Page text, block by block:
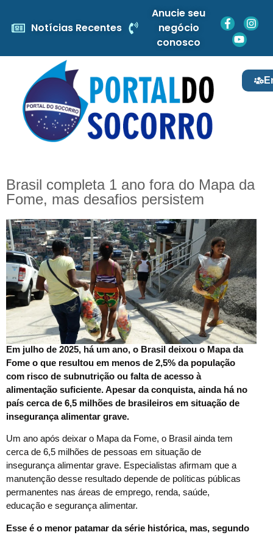
Notícias Recentes
Anucie seu
negócio
conosco
Brasil completa 1 ano fora do Mapa da
Fome, mas desafios persistem
Em julho de 2025, há um ano, o Brasil deixou o Mapa da
Fome o que resultou em menos de 2,5% da população
com risco de subnutrição ou falta de acesso à
alimentação suficiente. Apesar da conquista, ainda há no
país cerca de 6,5 milhões de brasileiros em situação de
insegurança alimentar grave.
Um ano após deixar o Mapa da Fome, o Brasil ainda tem
cerca de 6,5 milhões de pessoas em situação de
insegurança alimentar grave. Especialistas afirmam que a
manutenção desse resultado depende de políticas públicas
permanentes nas áreas de emprego, renda, saúde,
educação e segurança alimentar.
Esse é o menor patamar da série histórica, mas, segundo